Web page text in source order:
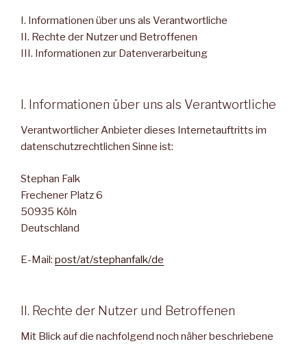
I. Informationen über uns als Verantwortliche
II. Rechte der Nutzer und Betroffenen
III. Informationen zur Datenverarbeitung
I. Informationen über uns als Verantwortliche
Verantwortlicher Anbieter dieses Internetauftritts im
datenschutzrechtlichen Sinne ist:
Stephan Falk
Frechener Platz 6
50935 Köln
Deutschland
E-Mail: post/at/stephanfalk/de
II. Rechte der Nutzer und Betroffenen
Mit Blick auf die nachfolgend noch näher beschriebene